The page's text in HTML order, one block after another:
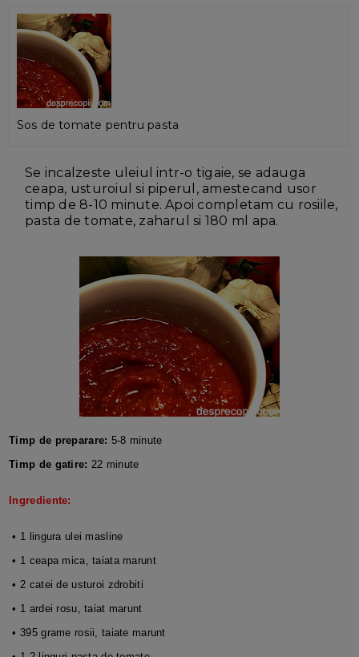
Sos de tomate pentru pasta
Se incalzeste uleiul intr-o tigaie, se adauga
ceapa, usturoiul si piperul, amestecand usor
timp de 8-10 minute. Apoi completam cu rosiile,
pasta de tomate, zaharul si 180 ml apa.
Timp de preparare: 5-8 minute
Timp de gatire: 22 minute
Ingrediente:
• 1 lingura ulei masline
• 1 ceapa mica, taiata marunt
• 2 catei de usturoi zdrobiti
• 1 ardei rosu, taiat marunt
• 395 grame rosii, taiate marunt